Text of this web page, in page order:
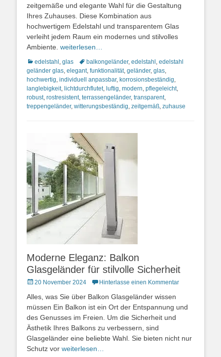
zeitgemäße und elegante Wahl für die Gestaltung
Ihres Zuhauses. Diese Kombination aus
hochwertigem Edelstahl und transparentem Glas
verleiht jedem Raum ein modernes und stilvolles
Ambiente. weiterlesen…
Kategorien
edelstahl , glas Schlagworte
balkongeländer, edelstahl , edelstahl
geländer glas, elegant, funktionalität, geländer, glas,
hochwertig, individuell anpassbar, korrosionsbeständig,
langlebigkeit, lichtdurchflutet, luftig, modern, pflegeleicht,
robust, rostresistent, terrassengeländer, transparent,
treppengeländer, witterungsbeständig, zeitgemäß, zuhause
Moderne Eleganz: Balkon
Glasgeländer für stilvolle Sicherheit
Posted
20 November 2024 Hinterlasse einen Kommentar
Alles, was Sie über Balkon Glasgeländer wissen
müssen Ein Balkon ist ein Ort der Entspannung und
des Genusses im Freien. Um die Sicherheit und
Ästhetik Ihres Balkons zu verbessern, sind
Glasgeländer eine beliebte Wahl. Sie bieten nicht nur
Schutz vor weiterlesen…